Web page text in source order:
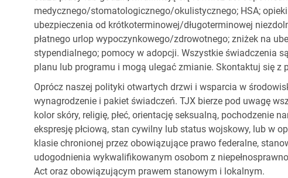
medycznego/stomatologicznego/okulistycznego; HSA;
ubezpieczenia od krótkoterminowej/długoterminowej
płatnego urlop wypoczynkowego/zdrowotnego; zniżek na
stypendialnego; pomocy w adopcji. Wszystkie świadczenia
planu lub programu i mogą ulegać zmianie. Skontaktuj się z
Oprócz naszej polityki otwartych drzwi i wsparcia w
wynagrodzenie i pakiet świadczeń. TJX bierze pod uwagę
kolor skóry, religię, płeć, orientację seksualną, pochodzenie
ekspresję płciową, stan cywilny lub status wojskowy, lub w
klasie chronionej przez obowiązujące prawo federalne,
udogodnienia wykwalifikowanym osobom z
Act oraz obowiązującym prawem stanowym i lokalnym.